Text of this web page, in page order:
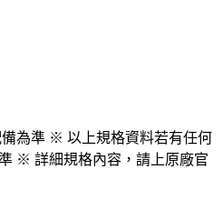
為準 ※ 以上規格資料若有任何
※ 詳細規格內容，請上原廠官